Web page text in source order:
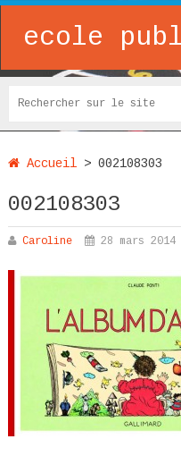
ecole
Accueil> 002108303
002108303
Caroline 28 mars 2014